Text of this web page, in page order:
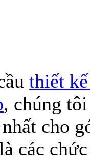
thiết
, chúng
cho
các